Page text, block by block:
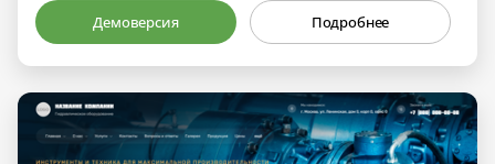
Демоверсия Подробнее